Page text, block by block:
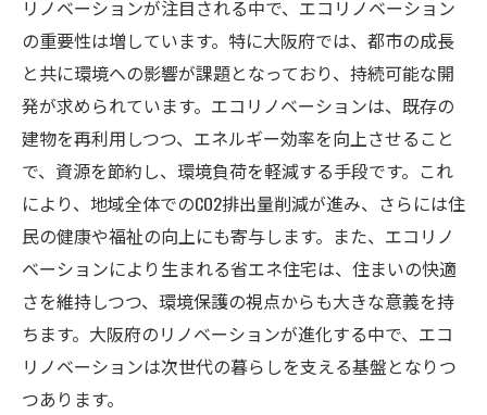
リノベーションが注目される中で、エコリノベーション
の重要性は増しています。特に大阪府では、都市の成長
と共に環境への影響が課題となっており、持続可能な開
発が求められています。エコリノベーションは、既存の
建物を再利用しつつ、エネルギー効率を向上させること
で、資源を節約し、環境負荷を軽減する手段です。これ
により、地域全体でのCO2排出量削減が進み、さらには住
民の健康や福祉の向上にも寄与します。また、エコリノ
ベーションにより生まれる省エネ住宅は、住まいの快適
さを維持しつつ、環境保護の視点からも大きな意義を持
ちます。大阪府のリノベーションが進化する中で、エコ
リノベーションは次世代の暮らしを支える基盤となりつ
つあります。